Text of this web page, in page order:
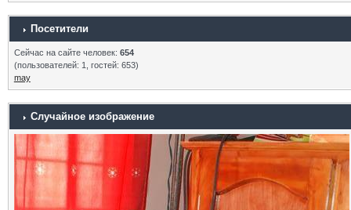
Посетители
Сейчас на сайте человек: 654
(пользователей: 1, гостей: 653)
may
Случайное изображение